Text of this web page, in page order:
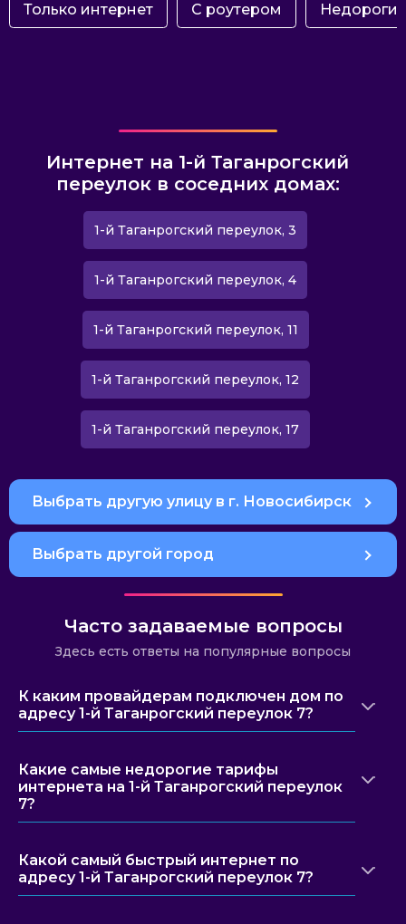
Только интернет С роутером Недорогие
Интернет на 1-й Таганрогский
переулок в соседних домах:
1-й Таганрогский переулок, 3
1-й Таганрогский переулок, 4
1-й Таганрогский переулок, 11
1-й Таганрогский переулок, 12
1-й Таганрогский переулок, 17
Выбрать другую улицу в г. Новосибирск
Выбрать другой город
Часто задаваемые вопросы
Здесь есть ответы на популярные вопросы
К каким провайдерам подключен дом по
адресу 1-й Таганрогский переулок 7?
Какие самые недорогие тарифы
интернета на 1-й Таганрогский переулок
7?
Какой самый быстрый интернет по
адресу 1-й Таганрогский переулок 7?